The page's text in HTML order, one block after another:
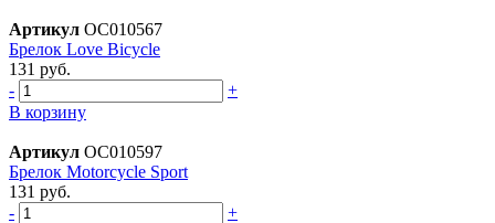
Артикул ОС010567
Брелок Love Bicycle
131 руб.
-
+
В корзину
Артикул ОС010597
Брелок Motorcycle Sport
131 руб.
-
+